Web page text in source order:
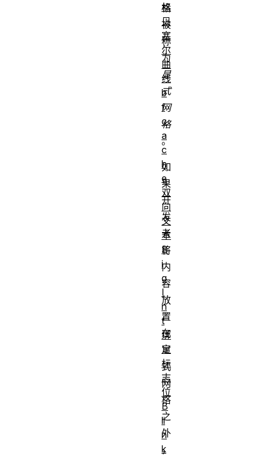
格
被
称
为
显
式
网
格
。
如
果
开
发
者
将
内
容
放
置
在
显
式
网
格
之
外
，
标
贝
塞
尔
曲
线
b
f
c
a
c
h
e
双
向
文
本
B
i
g
I
n
t
绑
定
标
志
位
B
li
n
k